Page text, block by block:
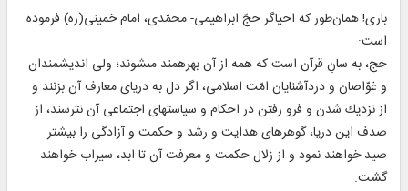
بارى! همان‌طور كه احياگر حجّ ابراهيمى- محمّدى، امام خمينی(ره) فرموده
است:
حج، به سانِ قرآن است كه همه از آن بهره‏مند مى‏شوند؛ ولى انديشمندان
و غوّاصان و دردآشنايان امّت اسلامى، اگر دل به درياى معارف آن بزنند و
از نزديك شدن و فرو رفتن در احكام و سياست‏هاى اجتماعى آن نترسند، از
صدف اين دريا، گوهرهاى هدايت و رشد و حكمت و آزادگى را بيشتر
صيد خواهند نمود و از زلال حكمت و معرفت آن تا ابد، سيراب خواهند
گشت.